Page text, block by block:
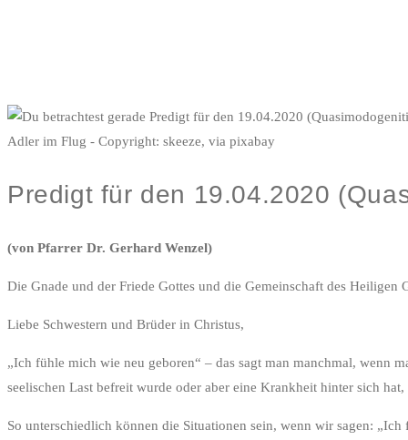
Adler im Flug - Copyright: skeeze, via pixabay
Predigt für den 19.04.2020
(von Pfarrer Dr. Gerhard Wenzel)
Die Gnade und der Friede Gottes und die Gemeinschaft des Heiligen
Liebe Schwestern und Brüder in Christus,
„Ich fühle mich wie neu geboren“ – das sagt man manchmal, wenn
seelischen Last befreit wurde oder aber eine Krankheit hinter sich
So unterschiedlich können die Situationen sein, wenn wir sagen: